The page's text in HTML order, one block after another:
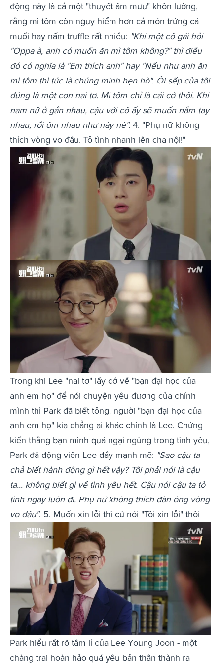
động này là cả một "thuyết âm mưu" khôn lường,
rằng mì tôm còn nguy hiểm hơn cả món trứng cá
muối hay nấm truffle rất nhiều: "Khi một cô gái hỏi
"Oppa à, anh có muốn ăn mì tôm không?" thì điều
đó có nghĩa là "Em thích anh" hay "Nếu như anh ăn
mì tôm thì tức là chúng mình hẹn hò". Ôi sếp của tôi
đúng là một con nai tơ. Mì tôm chỉ là cái cớ thôi. Khi
nam nữ ở gần nhau, cậu với cô ấy sẽ muốn nắm tay
nhau, rồi ôm nhau như này nè". 4. "Phụ nữ không
thích vòng vo đâu. Tỏ tình nhanh lên cha nội!"
Trong khi Lee "nai tơ" lấy cớ về "bạn đại học của
anh em họ" để nói chuyện yêu đương của chính
mình thì Park đã biết tỏng, người "bạn đại học của
anh em họ" kia chẳng ai khác chính là Lee. Chứng
kiến thằng bạn mình quá ngại ngùng trong tình yêu,
Park đã động viên Lee đầy mạnh mẽ: "Sao cậu ta
chả biết hành động gì hết vậy? Tôi phải nói là cậu
ta... không biết gì về tình yêu hết. Cậu nói cậu ta tỏ
tình ngay luôn đi. Phụ nữ không thích đàn ông vòng
vo đâu". 5. Muốn xin lỗi thì cứ nói "Tôi xin lỗi" thôi
Park hiểu rất rõ tâm lí của Lee Young Joon - một
chàng trai hoàn hảo quá yêu bản thân thành ra